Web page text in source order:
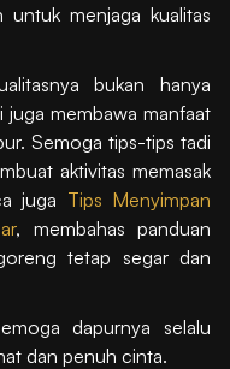
untuk menjaga kualitas
bukan hanya
juga membawa manfaat
Semoga tips-tips tadi
aktivitas memasak
juga Tips Menyimpan
, membahas panduan
tetap segar dan
dapurnya selalu
dan penuh cinta.